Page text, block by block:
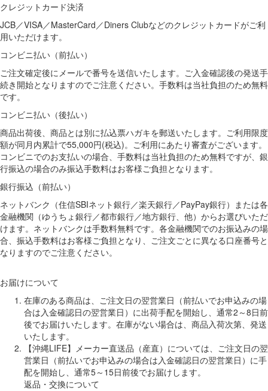
クレジットカード決済
JCB／VISA／MasterCard／Diners Clubなどのクレジットカードがご利
用いただけます。
コンビニ払い（前払い）
ご注文確定後にメールで番号を送信いたします。ご入金確認後の発送手
続き開始となりますのでご注意ください。手数料は当社負担のため無料
です。
コンビニ払い（後払い）
商品出荷後、商品とは別に払込票ハガキを郵送いたします。ご利用限度
額が同月内累計で55,000円(税込)。ご利用にあたり審査がございます。
コンビニでのお支払いの場合、手数料は当社負担のため無料ですが、銀
行振込の場合のみ振込手数料はお客様ご負担となります。
銀行振込（前払い）
ネットバンク（住信SBIネット銀行／楽天銀行／PayPay銀行）または各
金融機関（ゆうちょ銀行／都市銀行／地方銀行、他）からお選びいただ
けます。ネットバンクは手数料無料です。各金融機関でのお振込みの場
合、振込手数料はお客様ご負担となり、ご注文ごとに異なる口座番号と
なりますのでご注意ください。
お届けについて
在庫のある商品は、ご注文日の翌営業日（前払いでお申込みの場
合は入金確認日の翌営業日）に出荷手配を開始し、通常2～8日前
後でお届けいたします。在庫がない場合は、商品入荷次第、発送
いたします。
【沖縄LIFE】メーカー直送品（産直）については、ご注文日の翌
営業日（前払いでお申込みの場合は入金確認日の翌営業日）に手
配を開始し、通常5～15日前後でお届けします。
返品・交換について